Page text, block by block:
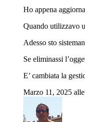
Ho appena
Quando utilizzavo
Adesso sto
Se eliminassi
E’ cambiata la
Marzo 11, 2025